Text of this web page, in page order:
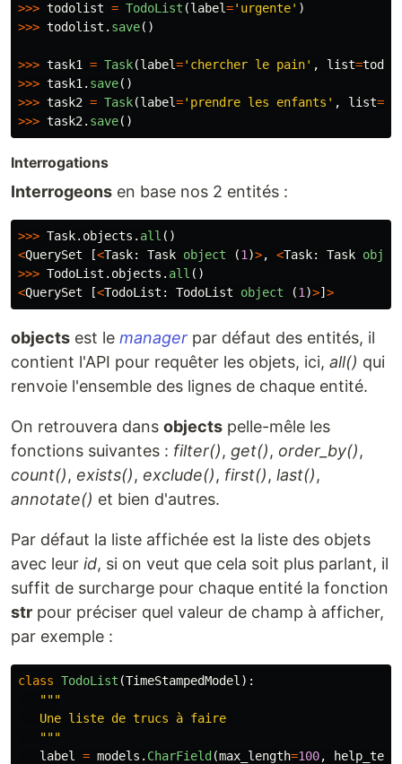
>>> todolist = TodoList (label=' urgente' )
>>> todolist . save()
>>> task1 = Task(label=' chercher le pain' , list=
>>> task1 . save()
>>> task2 = Task(label=' prendre les enfants ' , list=
>>> task2. save()
Interrogations
Interrogeons en base nos 2 entités :
>>> Task. objects . all ()
<QuerySet [<Task: Task object (1 )>, <Task: Task
>>> TodoList . objects . all ()
<QuerySet [<TodoList : TodoList object (1 )>] >
objects est le manager par défaut des entités, il
contient l'API pour requêter les objets, ici, all() qui
renvoie l'ensemble des lignes de chaque entité.
On retrouvera dans objects pelle-mêle les
fonctions suivantes : filter(), get(), order_by(),
count(), exists(), exclude(), first(), last(),
annotate() et bien d'autres.
Par défaut la liste affichée est la liste des objets
avec leur id, si on veut que cela soit plus parlant, il
suffit de surcharge pour chaque entité la fonction
str pour préciser quel valeur de champ à afficher,
par exemple :
class TodoList (TimeStampedModel ):
"""
   Une liste de trucs à faire
"""
label
= models . CharField (max_length=100, help_text